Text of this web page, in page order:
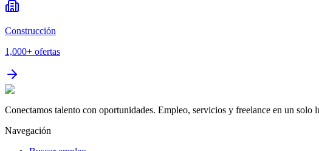
Construcción
1,000+ ofertas
Conectamos talento con oportunidades. Empleo, servicios y freelance en un solo
Navegación